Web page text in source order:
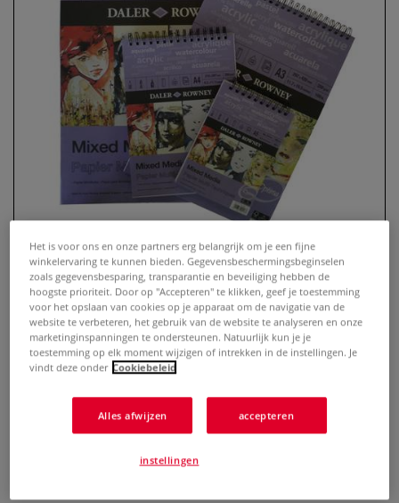
DALER-ROWNEY Mixed Media
papierblok, spiraal gebonden
0 Beoordeling
DALER-ROWNEY Mixed Media papierblok, spiraal gebonden
is uitstekend geschikt voor het tekenen met potlood, hout,
aquarel, pastel, acryl e.d.DALER-ROWNEY Mixed Media
papierblok biedt volgende eigenschappen: zuurvrij250
Het is voor ons en onze partners erg belangrijk om je een fijne
winkelervaring te kunnen bieden. Gegevensbeschermingsbeginselen
zoals gegevensbesparing, transparantie en beveiliging hebben de
hoogste prioriteit. Door op "Accepteren" te klikken, geef je toestemming
voor het opslaan van cookies op je apparaat om de navigatie van de
website te verbeteren, het gebruik van de website te analyseren en onze
marketinginspanningen te ondersteunen. Natuurlijk kun je je
toestemming op elk moment wijzigen of intrekken in de instellingen. Je
vindt deze onder Cookiebeleid
Alles afwijzen accepteren
instellingen